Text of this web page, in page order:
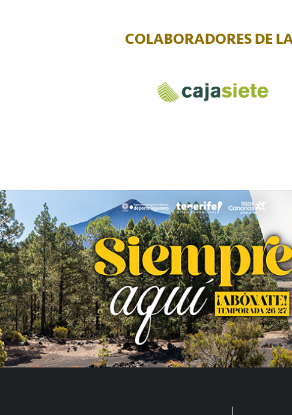
COLABORADORES DE